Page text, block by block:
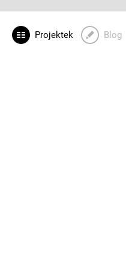
Projektek Blog